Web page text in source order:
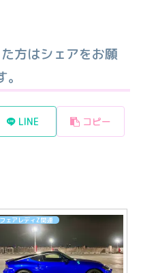
方はシェアをお願
LINE コピー
フェアレディZ関連